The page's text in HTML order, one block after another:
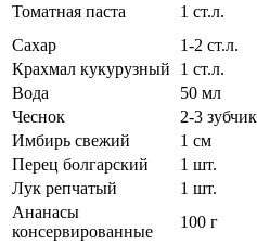
Томатная паста
1 ст.л.
Сахар
1-2 ст.л.
Крахмал кукурузный
1 ст.л.
Вода
50 мл
Чеснок
2-3
Имбирь свежий
1 см
Перец болгарский
1 шт.
Лук репчатый
1 шт.
Ананасы
консервированные
100 г